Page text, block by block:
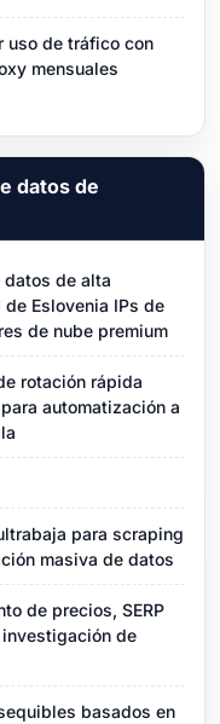
uso de tráfico con
mensuales
datos de
datos de alta
Eslovenia IPs de
de nube premium
rotación rápida
automatización a
para scraping
masiva de datos
de precios, SERP
de
basados ​​en